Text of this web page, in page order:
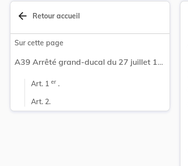
arrow_back Retour accueil
Sur cette page
A39 Arrêté grand-ducal du 27 juillet 1925 portant modification de l'arrêté grand-ducal du 30 octobre 1906 on tant qu'il concerne la fixation des émoluments et des frais de route revenant aux experts du service des habitations à bon marché.
Art. 1 er .
Art. 2.